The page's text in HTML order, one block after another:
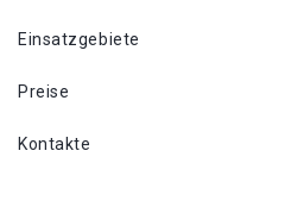
Einsatzgebiete
Preise
Kontakte